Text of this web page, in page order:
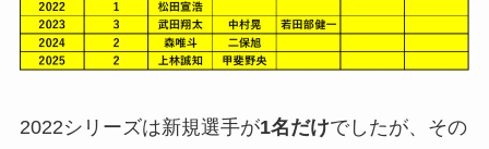
2022シリーズは新規選手が1名だけでしたが、その